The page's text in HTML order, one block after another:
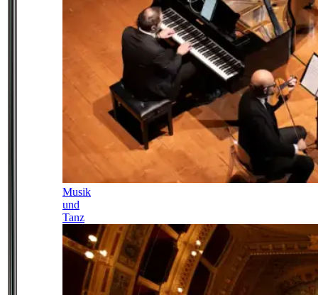
Musik
und
Tanz